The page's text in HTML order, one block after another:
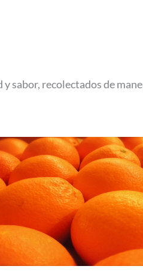
sabor, recolectados de